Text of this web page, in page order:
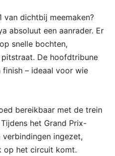
van dichtbij meemaken?
absoluut een aanrader. Er
snelle bochten,
De hoofdtribune
– ideaal voor wie
bereikbaar met de trein
het Grand Prix-
ingezet,
op het circuit komt.